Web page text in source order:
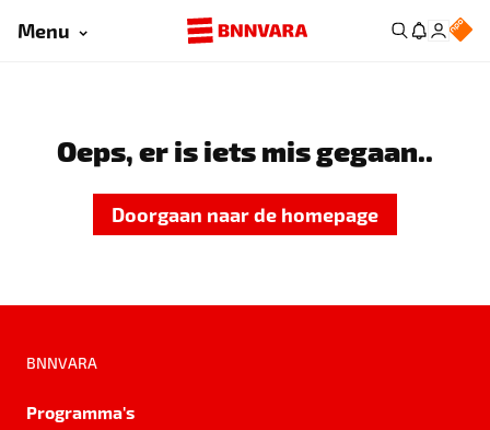
Menu
Oeps, er is iets mis gegaan..
Doorgaan naar de homepage
BNNVARA
Programma's